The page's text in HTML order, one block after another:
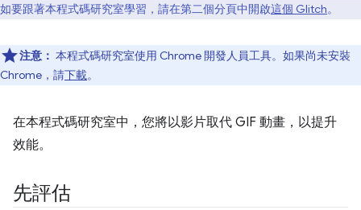
如要跟著本程式碼研究室學習，請在第二個分頁中開啟這個 Glitch。
注意： 本程式碼研究室使用 Chrome 開發人員工具。如果尚未安裝
Chrome，請下載。
在本程式碼研究室中，您將以影片取代 GIF 動畫，以提升
效能。
先評估